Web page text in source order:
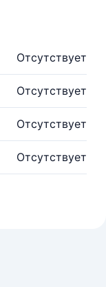
Отсутствует
Отсутствует
Отсутствует
Отсутствует